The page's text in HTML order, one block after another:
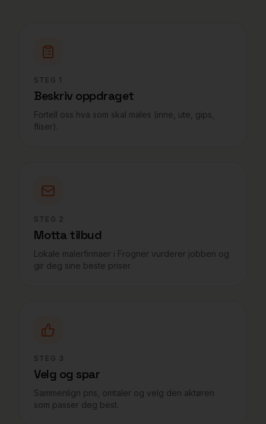
STEG 1
Beskriv oppdraget
Fortell oss hva som skal males (inne, ute, gips,
fliser).
STEG 2
Motta tilbud
Lokale malerfirmaer i Frogner vurderer jobben og
gir deg sine beste priser.
STEG 3
Velg og spar
Sammenlign pris, omtaler og velg den aktøren
som passer deg best.